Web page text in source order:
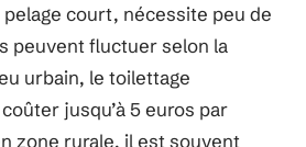
court, nécessite peu de
peuvent fluctuer selon la
urbain, le toilettage
jusqu’à 5 euros par
zone rurale, il est souvent